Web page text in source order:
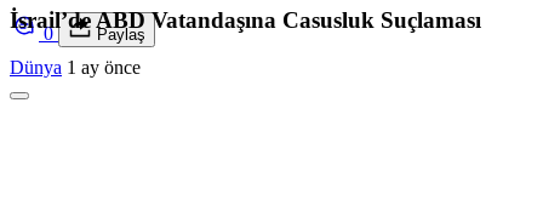
0 Paylaş
İsrail’de ABD Vatandaşına Casusluk Suçlaması
Dünya 1 ay önce